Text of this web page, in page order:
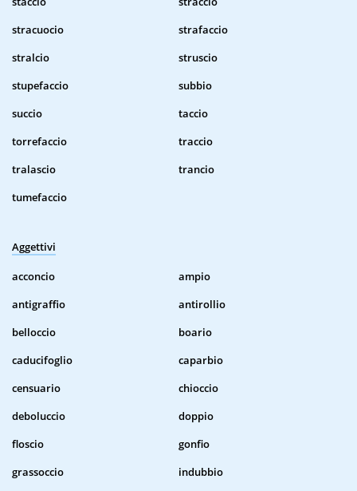
stracuocio
strafaccio
stralcio
struscio
stupefaccio
subbio
succio
taccio
torrefaccio
traccio
tralascio
trancio
tumefaccio
Aggettivi
acconcio
ampio
antigraffio
antirollio
belloccio
boario
caducifoglio
caparbio
censuario
chioccio
deboluccio
doppio
floscio
gonfio
grassoccio
indubbio